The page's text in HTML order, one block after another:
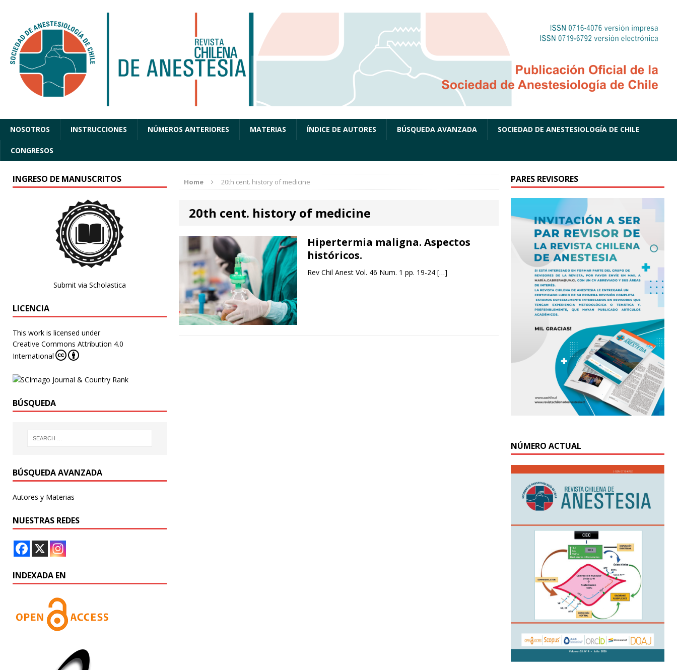
NOSOTROS INSTRUCCIONES NÚMEROS ANTERIORES MATERIAS ÍNDICE DE AUTORES BÚSQUEDA AVANZADA SOCIEDAD DE ANESTESIOLOGÍA DE CHILE
CONGRESOS
Home 20th cent. history of medicine
20th cent. history of medicine
Hipertermia maligna. Aspectos
históricos.
Rev Chil Anest Vol. 46 Num. 1 pp. 19-24 […]
INGRESO DE MANUSCRITOS
Submit via Scholastica
LICENCIA
This work is licensed under
Creative Commons Attribution 4.0
International
BÚSQUEDA
BÚSQUEDA AVANZADA
Autores y Materias
NUESTRAS REDES
INDEXADA EN
PARES REVISORES
NÚMERO ACTUAL